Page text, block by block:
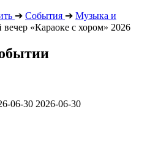
➔ События ➔ Музыка и
«Караоке с хором» 2026
06-30 2026-06-30